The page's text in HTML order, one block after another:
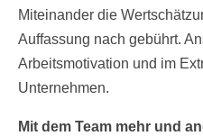
Miteinander die
Auffassung nach gebührt.
Arbeitsmotivation und im
Unternehmen.
Mit dem Team mehr und